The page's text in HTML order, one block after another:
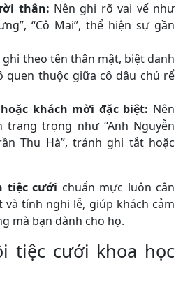
thân: Nên ghi rõ vai vế như
“Cô Mai”, thể hiện sự gần
ghi theo tên thân mật, biệt danh
quen thuộc giữa cô dâu chú rể
khách mời đặc biệt: Nên
trang trọng như “Anh Nguyễn
Thu Hà”, tránh ghi tắt hoặc
tiệc cưới chuẩn mực luôn cân
tính nghi lễ, giúp khách cảm
mà bạn dành cho họ.
tiệc cưới khoa học